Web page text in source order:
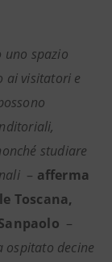
uno spazio
ai visitatori e
studiare
– afferma
Toscana,
–
ospitato decine